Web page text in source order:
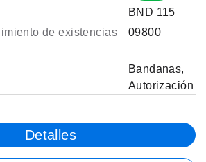
BND 115
de existencias
09800
Bandanas,
Autorización
Detalles